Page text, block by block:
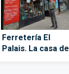
Ferretería El
Palais. La casa del